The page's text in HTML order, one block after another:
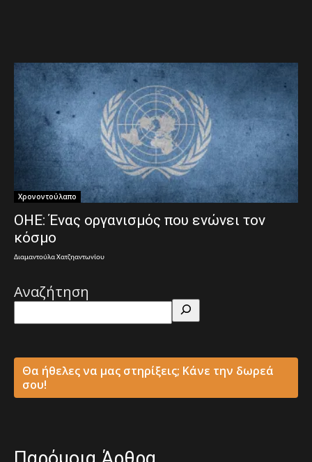
Χρονοντούλαπο
ΟΗΕ: Ένας οργανισμός που ενώνει τον
κόσμο
Διαμαντούλα Χατζηαντωνίου
Αναζήτηση
Θα ήθελες να μας στηρίξεις; Κάνε την δωρεά
σου!